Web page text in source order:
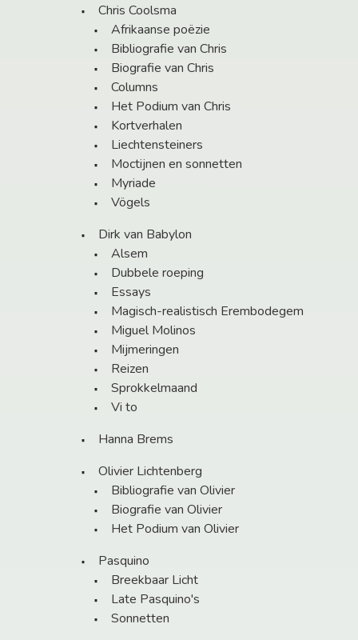
Chris Coolsma
Afrikaanse poëzie
Bibliografie van Chris
Biografie van Chris
Columns
Het Podium van Chris
Kortverhalen
Liechtensteiners
Moctijnen en sonnetten
Myriade
Vögels
Dirk van Babylon
Alsem
Dubbele roeping
Essays
Magisch-realistisch Erembodegem
Miguel Molinos
Mijmeringen
Reizen
Sprokkelmaand
Vi to
Hanna Brems
Olivier Lichtenberg
Bibliografie van Olivier
Biografie van Olivier
Het Podium van Olivier
Pasquino
Breekbaar Licht
Late Pasquino's
Sonnetten